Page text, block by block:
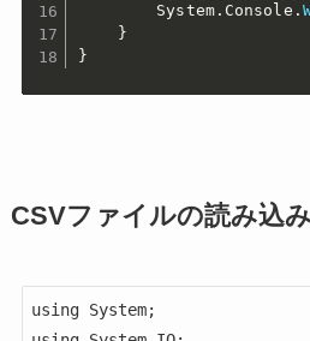
        System
. Console .
}
}
CSVファイルの読み込
using System;